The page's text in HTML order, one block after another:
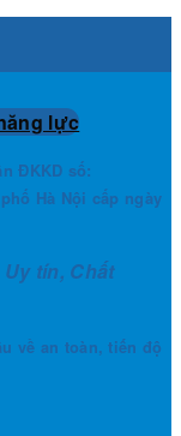
lực
ĐKKD số:
Hà Nội cấp ngày
tín, Chất
về an toàn, tiến độ